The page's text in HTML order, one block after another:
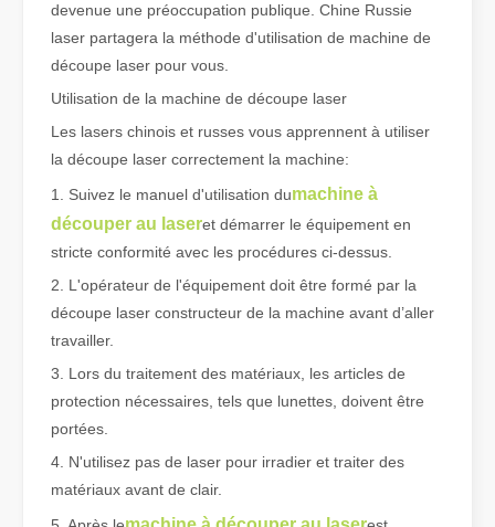
Qu'est-ce que la découpe laser de tubes ?
Comment choisir votre partenaire de travail : machine de découpe laser
La découpe laser du métal est une méthode de précision
devenue une préoccupation publique. Chine Russie
laser partagera la méthode d'utilisation de machine de
découpe laser pour vous.
Utilisation de la machine de découpe laser
Les lasers chinois et russes vous apprennent à utiliser
la découpe laser correctement la machine:
1. Suivez le manuel d'utilisation dumachine à
découper au laseret démarrer le équipement en
stricte conformité avec les procédures ci-dessus.
2. L'opérateur de l'équipement doit être formé par la
découpe laser constructeur de la machine avant d’aller
travailler.
3. Lors du traitement des matériaux, les articles de
protection nécessaires, tels que lunettes, doivent être
portées.
4. N'utilisez pas de laser pour irradier et traiter des
matériaux avant de clair.